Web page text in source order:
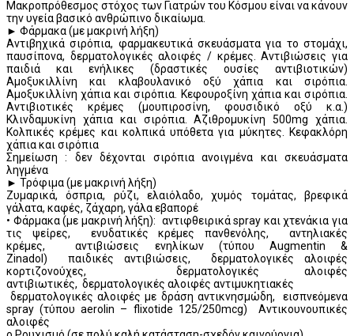
Μακροπρόθεσμος στόχος των Γιατρών του Κόσμου είναι να κάνουν
την υγεία βασικό ανθρώπινο δικαίωμα.
► Φάρμακα (με μακρινή λήξη)
Αντιβηχικά σιρόπια, φαρμακευτικά σκευάσματα για το στομάχι,
παυσίπονα, δερματολογικές αλοιφές / κρέμες. Αντιβιώσεις για
παιδιά και ενήλικες (δραστικές ουσίες αντιβιοτικών)
Αμοξυκιλλίνη και κλαβουλανικό οξύ χάπια και σιρόπια.
Αμοξυκιλλίνη χάπια και σιρόπια. Κεφουροξίνη χάπια και σιρόπια.
Αντιβιοτικές κρέμες (μουπιροσίνη, φουσιδικό οξύ κ.α.)
Κλινδαμυκίνη χάπια και σιρόπια. Αζιθρομυκίνη 500mg χάπια.
Κολπικές κρέμες και κολπικά υπόθετα για μύκητες. Κεφακλόρη
χάπια και σιρόπια
Σημείωση : δεν δέχονται σιρόπια ανοιγμένα και σκευάσματα
ληγμένα
► Τρόφιμα (με μακρινή λήξη)
Ζυμαρικά, όσπρια, ρύζι, ελαιόλαδο, χυμός τομάτας, βρεφικά
γάλατα, καφές, ζάχαρη, γάλα εβαπορέ
• Φάρμακα (με μακρινή λήξη): αντιφθειρικά spray και χτενάκια για
τις ψείρες, ενυδατικές κρέμες πανθενόλης, αντηλιακές
κρέμες, αντιβιώσεις ενηλίκων (τύπου Augmentin &
Zinadol) παιδικές αντιβιώσεις, δερματολογικές αλοιφές
κορτιζονούχες, δερματολογικές αλοιφές
αντιβιωτικές, δερματολογικές αλοιφές αντιμυκητιακές
δερματολογικές αλοιφές με δράση αντικνησμώδη, εισπνεόμενα
spray (τύπου aerolin – flixotide 125/250mcg) Αντικουνουπικές
αλοιφές